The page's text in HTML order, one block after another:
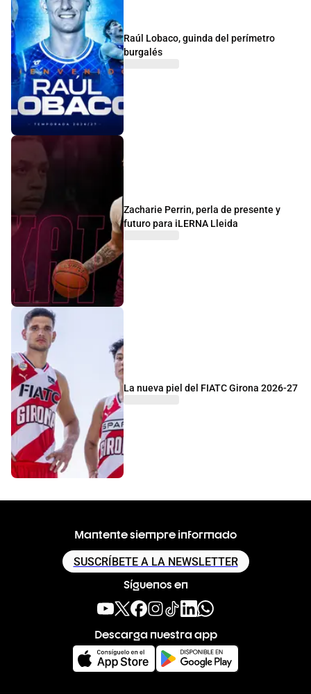
Raúl Lobaco, guinda del perímetro
burgalés
Zacharie Perrin, perla de presente y
futuro para iLERNA Lleida
La nueva piel del FIATC Girona 2026-27
Mantente siempre informado
SUSCRÍBETE A LA NEWSLETTER
Síguenos en
Descarga nuestra app